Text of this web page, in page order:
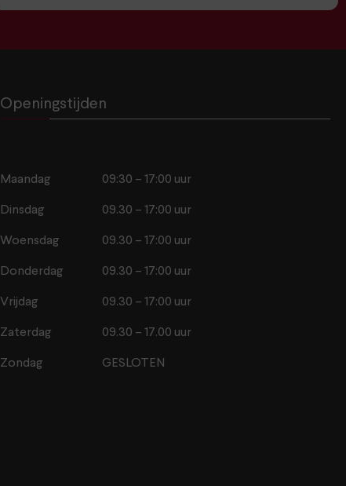
Openingstijden
Maandag 09:30 – 17:00 uur
Dinsdag 09.30 – 17:00 uur
Woensdag 09.30 – 17:00 uur
Donderdag 09.30 – 17:00 uur
Vrijdag 09.30 – 17:00 uur
Zaterdag 09.30 – 17.00 uur
Zondag GESLOTEN